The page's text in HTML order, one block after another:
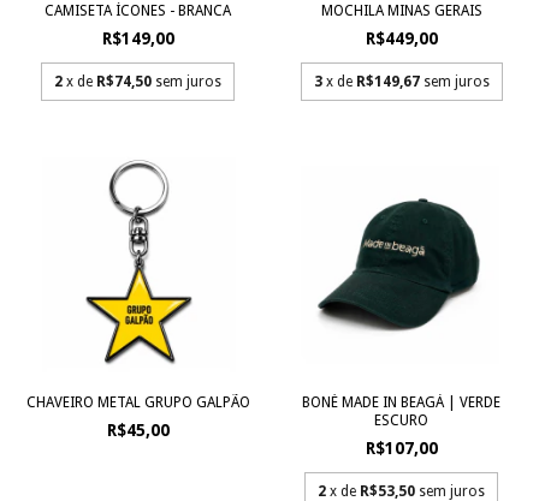
CAMISETA ÍCONES - BRANCA
R$149,00
2 x de R$74,50 sem juros
MOCHILA MINAS GERAIS
R$449,00
3 x de R$149,67 sem juros
CHAVEIRO METAL GRUPO GALPÃO
R$45,00
BONÉ MADE IN BEAGÁ | VERDE
ESCURO
R$107,00
2 x de R$53,50 sem juros